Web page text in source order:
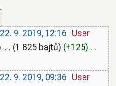
22. 9. 2019, 12:16
User
1 825 bajtů +125
22. 9. 2019, 09:36
User